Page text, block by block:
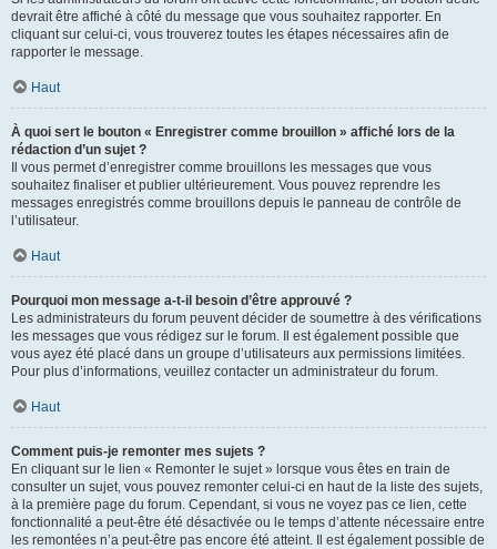
devrait être affiché à côté du message que vous souhaitez rapporter. En
cliquant sur celui-ci, vous trouverez toutes les étapes nécessaires afin de
rapporter le message.
Haut
À quoi sert le bouton « Enregistrer comme brouillon » affiché lors de la
rédaction d’un sujet ?
Il vous permet d’enregistrer comme brouillons les messages que vous
souhaitez finaliser et publier ultérieurement. Vous pouvez reprendre les
messages enregistrés comme brouillons depuis le panneau de contrôle de
l’utilisateur.
Haut
Pourquoi mon message a-t-il besoin d’être approuvé ?
Les administrateurs du forum peuvent décider de soumettre à des vérifications
les messages que vous rédigez sur le forum. Il est également possible que
vous ayez été placé dans un groupe d’utilisateurs aux permissions limitées.
Pour plus d’informations, veuillez contacter un administrateur du forum.
Haut
Comment puis-je remonter mes sujets ?
En cliquant sur le lien « Remonter le sujet » lorsque vous êtes en train de
consulter un sujet, vous pouvez remonter celui-ci en haut de la liste des sujets,
à la première page du forum. Cependant, si vous ne voyez pas ce lien, cette
fonctionnalité a peut-être été désactivée ou le temps d’attente nécessaire entre
les remontées n’a peut-être pas encore été atteint. Il est également possible de